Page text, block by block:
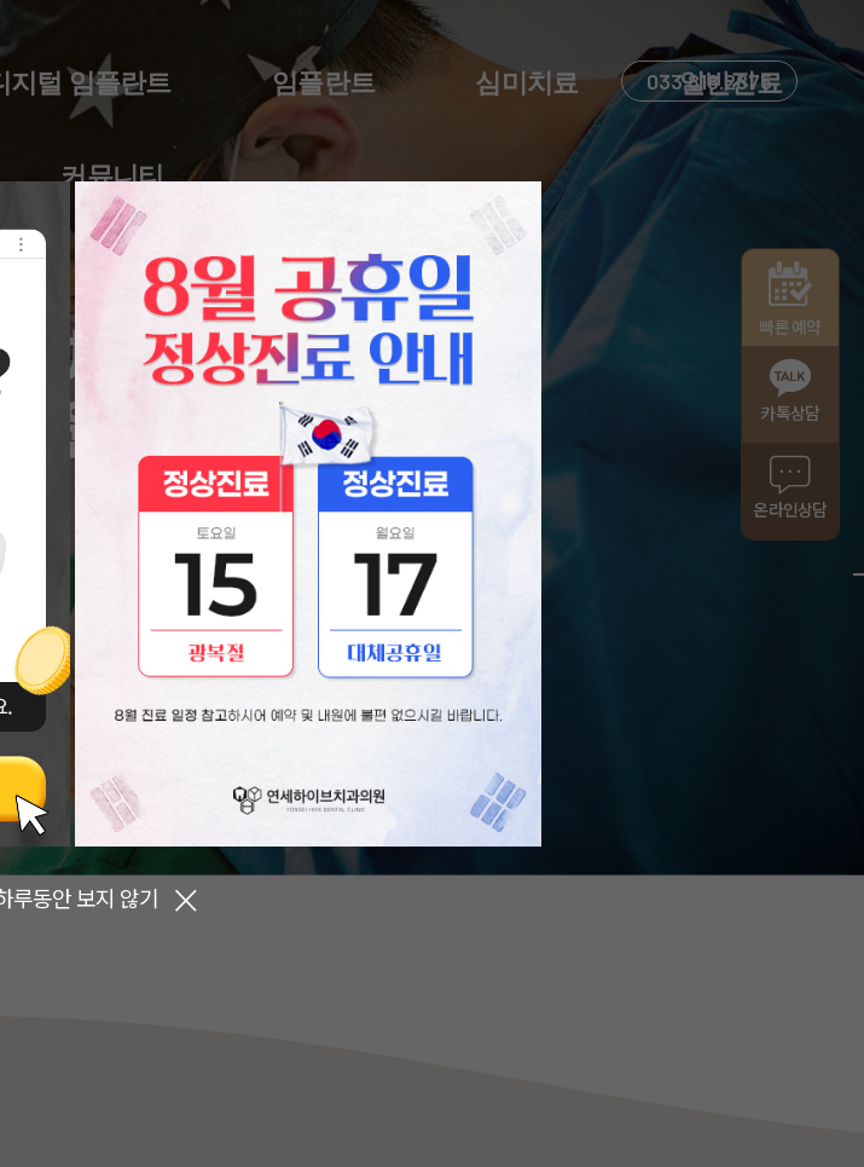
빠른 예약
카톡상담
온라인상담
지털 임플란트 임플란트 심미치료 일반진료
커뮤니티
033.818.2875
루동안 보지 않기